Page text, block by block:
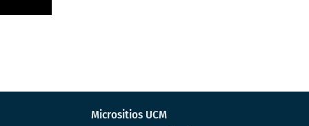
Micrositios UCM